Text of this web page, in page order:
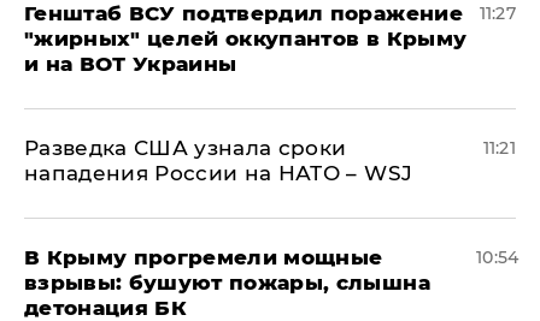
Генштаб ВСУ подтвердил поражение
"жирных" целей оккупантов в Крыму
и на ВОТ Украины
11:27
Разведка США узнала сроки
нападения России на НАТО – WSJ
11:21
В Крыму прогремели мощные
взрывы: бушуют пожары, слышна
детонация БК
10:54